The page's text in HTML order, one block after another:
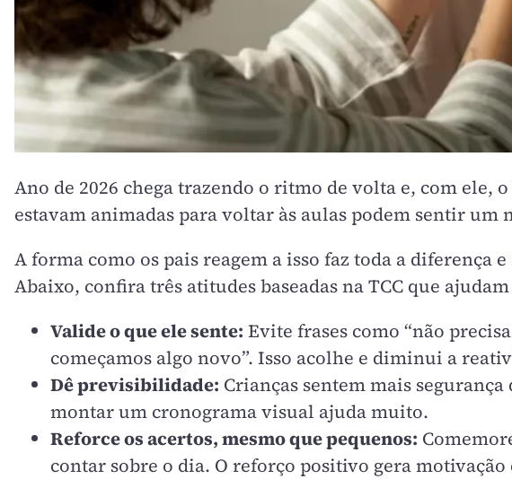
Ano de 2026 chega trazendo o ritmo de volta e, com ele,
estavam animadas para voltar às aulas podem sentir
A forma como os pais reagem a isso faz toda a
Abaixo, confira três atitudes baseadas na TCC que
Valide o que ele sente: Evite frases como “não
começamos algo novo”. Isso acolhe e diminui a
Dê previsibilidade: Crianças sentem mais
montar um cronograma visual ajuda muito.
Reforce os acertos, mesmo que pequenos:
contar sobre o dia. O reforço positivo gera motivação